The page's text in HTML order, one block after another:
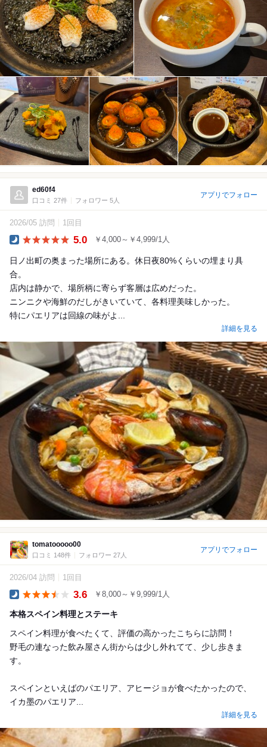
ed60f4
口コミ 27件 フォロワー 5人
アプリでフォロー
2026/05 訪問 1回目
5.0 ￥4,000～￥4,999/1人
日ノ出町の奥まった場所にある。休日夜80%くらいの埋まり具
合。
店内は静かで、場所柄に寄らず客層は広めだった。
ニンニクや海鮮のだしがきいていて、各料理美味しかった。
特にパエリアは回線の味がよ...
詳細を見る
tomatooooo00
口コミ 148件 フォロワー 27人
アプリでフォロー
2026/04 訪問 1回目
3.6 ￥8,000～￥9,999/1人
本格スペイン料理とステーキ
スペイン料理が食べたくて、評価の高かったこちらに訪問！
野毛の連なった飲み屋さん街からは少し外れてて、少し歩きま
す。
スペインといえばのパエリア、アヒージョが食べたかったので、
イカ墨のパエリア...
詳細を見る